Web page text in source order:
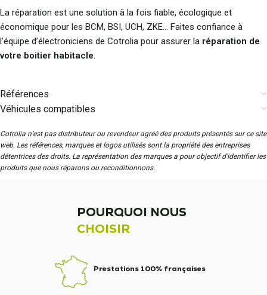
La réparation est une solution à la fois fiable, écologique et
économique pour les BCM, BSI, UCH, ZKE… Faites confiance à
l’équipe d’électroniciens de Cotrolia pour assurer la réparation de
votre boitier habitacle.
Références
Véhicules compatibles
Cotrolia n’est pas distributeur ou revendeur agréé des produits présentés sur ce site
web. Les références, marques et logos utilisés sont la propriété des entreprises
détentrices des droits. La représentation des marques a pour objectif d'identifier les
produits que nous réparons ou reconditionnons.
POURQUOI NOUS
CHOISIR
Prestations 100% françaises